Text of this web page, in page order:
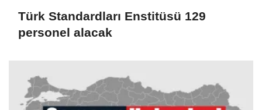
Türk Standardları Enstitüsü 129
personel alacak